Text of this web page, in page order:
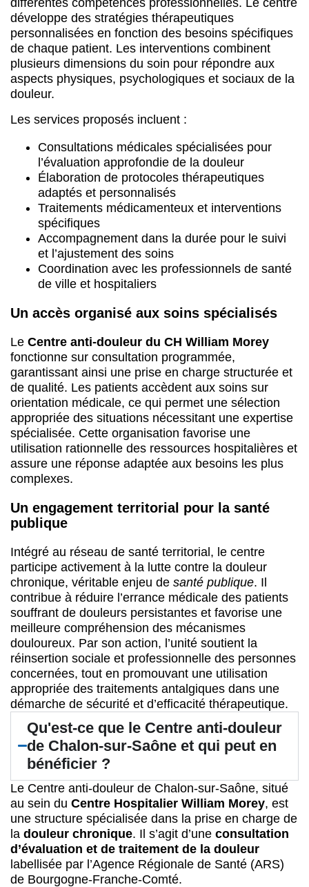
différentes compétences professionnelles. Le centre
développe des stratégies thérapeutiques
personnalisées en fonction des besoins spécifiques
de chaque patient. Les interventions combinent
plusieurs dimensions du soin pour répondre aux
aspects physiques, psychologiques et sociaux de la
douleur.
Les services proposés incluent :
Consultations médicales spécialisées pour
l’évaluation approfondie de la douleur
Élaboration de protocoles thérapeutiques
adaptés et personnalisés
Traitements médicamenteux et interventions
spécifiques
Accompagnement dans la durée pour le suivi
et l’ajustement des soins
Coordination avec les professionnels de santé
de ville et hospitaliers
Un accès organisé aux soins spécialisés
Le Centre anti-douleur du CH William Morey
fonctionne sur consultation programmée,
garantissant ainsi une prise en charge structurée et
de qualité. Les patients accèdent aux soins sur
orientation médicale, ce qui permet une sélection
appropriée des situations nécessitant une expertise
spécialisée. Cette organisation favorise une
utilisation rationnelle des ressources hospitalières et
assure une réponse adaptée aux besoins les plus
complexes.
Un engagement territorial pour la santé
publique
Intégré au réseau de santé territorial, le centre
participe activement à la lutte contre la douleur
chronique, véritable enjeu de santé publique. Il
contribue à réduire l’errance médicale des patients
souffrant de douleurs persistantes et favorise une
meilleure compréhension des mécanismes
douloureux. Par son action, l’unité soutient la
réinsertion sociale et professionnelle des personnes
concernées, tout en promouvant une utilisation
appropriée des traitements antalgiques dans une
démarche de sécurité et d’efficacité thérapeutique.
Qu'est-ce que le Centre anti-douleur
de Chalon-sur-Saône et qui peut en
bénéficier ?
Le Centre anti-douleur de Chalon-sur-Saône, situé
au sein du Centre Hospitalier William Morey, est
une structure spécialisée dans la prise en charge de
la douleur chronique. Il s’agit d’une consultation
d’évaluation et de traitement de la douleur
labellisée par l’Agence Régionale de Santé (ARS)
de Bourgogne-Franche-Comté.